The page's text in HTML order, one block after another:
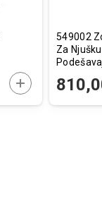
DODAJTE U
549002
Za